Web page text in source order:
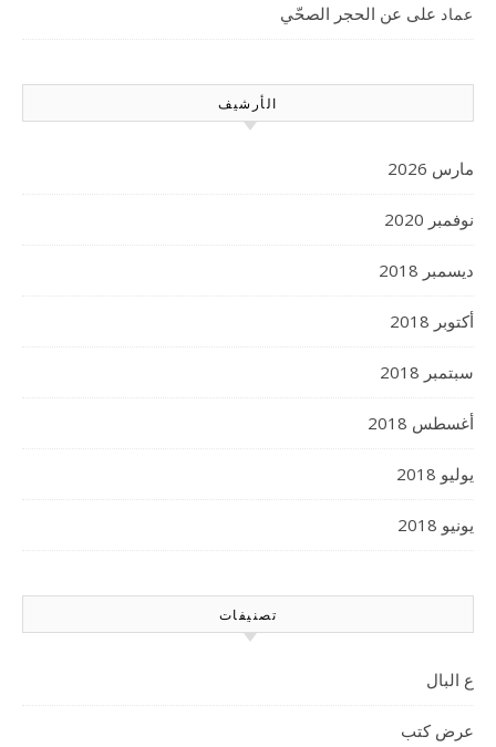
عماد على عن الحجر الصحّي
الأرشيف
مارس 2026
نوفمبر 2020
ديسمبر 2018
أكتوبر 2018
سبتمبر 2018
أغسطس 2018
يوليو 2018
يونيو 2018
تصنيفات
ع البال
عرض كتب